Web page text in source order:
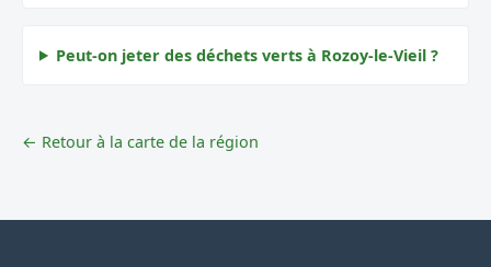
Peut-on jeter des déchets verts à Rozoy-le-Vieil ?
← Retour à la carte de la région